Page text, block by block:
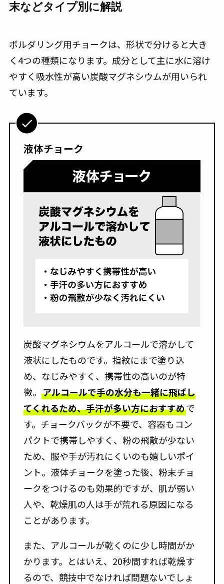
末などタイプ別に解説
ボルダリング用チョークは、形状で分けると大き
く4つの種類になります。成分として主に水に溶け
やすく吸水性が高い炭酸マグネシウムが用いられ
ています。
液体チョーク
炭酸マグネシウムをアルコールで溶かして
液状にしたものです。指紋にまで塗り込
め、なじみやすく、携帯性の高いのが特
徴。 アルコールで手の水分も一緒に飛ばし
てくれるため、手汗が多い方におすすめで
す。チョークバックが不要で、容器もコン
パクトで携帯しやすく、粉の飛散が少ない
ため、服や手が汚れにくいのも嬉しいポイ
ント。液体チョークを塗った後、粉末チョ
ークをつけるのも効果的ですが、肌が弱い
人や、乾燥肌の人は手が荒れる原因になる
ことがあります。
また、アルコールが乾くのに少し時間がか
かります。とはいえ、20秒間すれば乾燥す
るので、競技中でなければ問題ないでしょ